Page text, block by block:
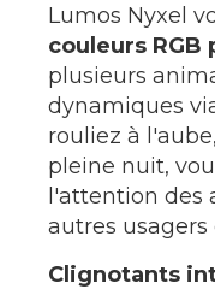
Lumos Nyxel
couleurs RGB
plusieurs
dynamiques
rouliez à
pleine nuit,
l'attention des
autres usagers
Clignotants